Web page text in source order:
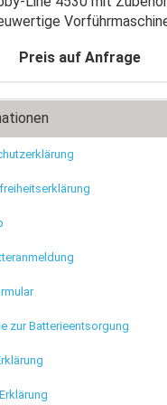
Preis auf Anfrage
zur Batterieentsorgung